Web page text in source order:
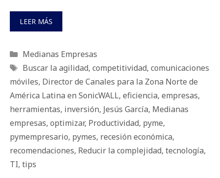
LEER MÁS
Categorías
Medianas Empresas
Etiquetas
Buscar la agilidad, competitividad, comunicaciones
móviles, Director de Canales para la Zona Norte de
América Latina en SonicWALL, eficiencia, empresas,
herramientas, inversión, Jesús García, Medianas
empresas, optimizar, Productividad, pyme,
pymempresario, pymes, recesión económica,
recomendaciones, Reducir la complejidad, tecnología,
TI, tips